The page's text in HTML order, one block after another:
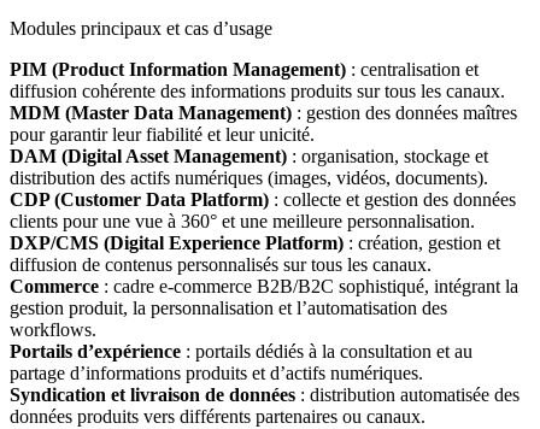
Modules principaux et cas d’usage
PIM (Product Information Management) : centralisation et
diffusion cohérente des informations produits sur tous les canaux.
MDM (Master Data Management) : gestion des données maîtres
pour garantir leur fiabilité et leur unicité.
DAM (Digital Asset Management) : organisation, stockage et
distribution des actifs numériques (images, vidéos, documents).
CDP (Customer Data Platform) : collecte et gestion des données
clients pour une vue à 360° et une meilleure personnalisation.
DXP/CMS (Digital Experience Platform) : création, gestion et
diffusion de contenus personnalisés sur tous les canaux.
Commerce : cadre e-commerce B2B/B2C sophistiqué, intégrant la
gestion produit, la personnalisation et l’automatisation des
workflows.
Portails d’expérience : portails dédiés à la consultation et au
partage d’informations produits et d’actifs numériques.
Syndication et livraison de données : distribution automatisée des
données produits vers différents partenaires ou canaux.